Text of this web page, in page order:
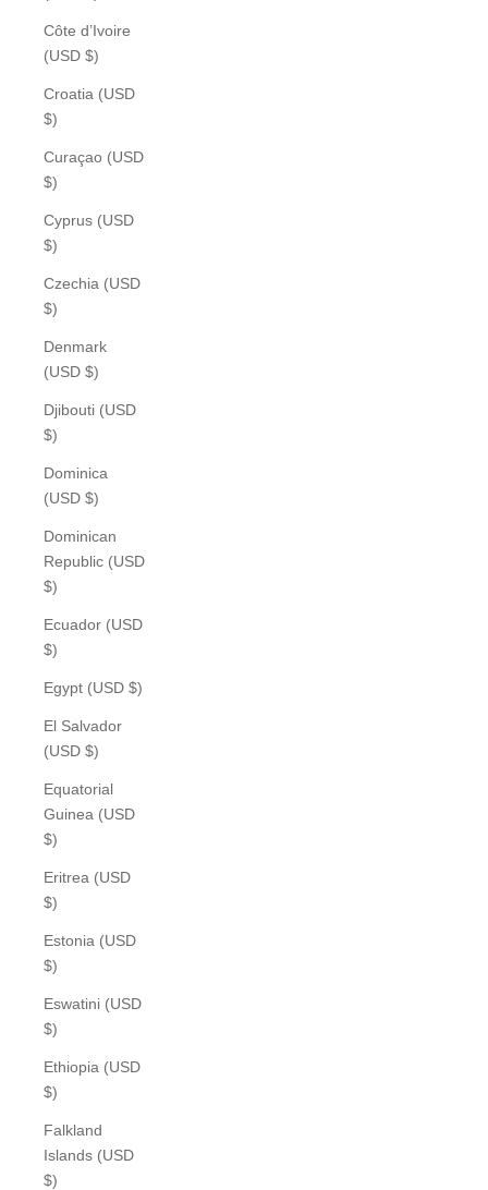
Côte d’Ivoire
(USD $)
Croatia (USD
$)
Curaçao (USD
$)
Cyprus (USD
$)
Czechia (USD
$)
Denmark
(USD $)
Djibouti (USD
$)
Dominica
(USD $)
Dominican
Republic (USD
$)
Ecuador (USD
$)
Egypt (USD $)
El Salvador
(USD $)
Equatorial
Guinea (USD
$)
Eritrea (USD
$)
Estonia (USD
$)
Eswatini (USD
$)
Ethiopia (USD
$)
Falkland
Islands (USD
$)